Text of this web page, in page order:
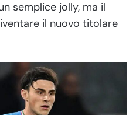
semplice jolly, ma il
il nuovo titolare